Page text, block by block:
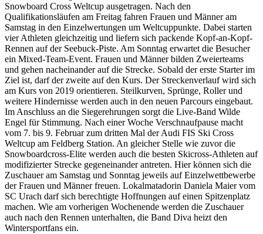
Snowboard Cross Weltcup ausgetragen. Nach den
Qualifikationsläufen am Freitag fahren Frauen und Männer am
Samstag in den Einzelwertungen um Weltcuppunkte. Dabei starten
vier Athleten gleichzeitig und liefern sich packende Kopf-an-Kopf-
Rennen auf der Seebuck-Piste. Am Sonntag erwartet die Besucher
ein Mixed-Team-Event. Frauen und Männer bilden Zweierteams
und gehen nacheinander auf die Strecke. Sobald der erste Starter im
Ziel ist, darf der zweite auf den Kurs. Der Streckenverlauf wird sich
am Kurs von 2019 orientieren. Steilkurven, Sprünge, Roller und
weitere Hindernisse werden auch in den neuen Parcours eingebaut.
Im Anschluss an die Siegerehrungen sorgt die Live-Band Wilde
Engel für Stimmung. Nach einer Woche Verschnaufpause macht
vom 7. bis 9. Februar zum dritten Mal der Audi FIS Ski Cross
Weltcup am Feldberg Station. An gleicher Stelle wie zuvor die
Snowboardcross-Elite werden auch die besten Skicross-Athleten auf
modifizierter Strecke gegeneinander antreten. Hier können sich die
Zuschauer am Samstag und Sonntag jeweils auf Einzelwettbewerbe
der Frauen und Männer freuen. Lokalmatadorin Daniela Maier vom
SC Urach darf sich berechtigte Hoffnungen auf einen Spitzenplatz
machen. Wie am vorherigen Wochenende werden die Zuschauer
auch nach den Rennen unterhalten, die Band Diva heizt den
Wintersportfans ein.